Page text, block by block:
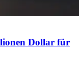
Dollar für